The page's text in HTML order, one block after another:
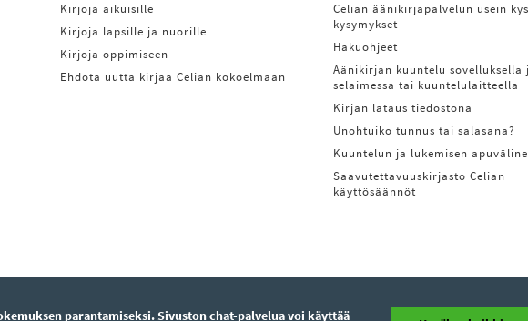
Kirjoja aikuisille
Kirjoja lapsille ja nuorille
Kirjoja oppimiseen
Ehdota uutta kirjaa Celian kokoelmaan
Celian äänikirjapalvelun usein
kysymykset
Hakuohjeet
Äänikirjan kuuntelu sovelluksella
selaimessa tai kuuntelulaitteella
Kirjan lataus tiedostona
Unohtuiko tunnus tai salasana?
Kuuntelun ja lukemisen
Saavutettavuuskirjasto Celian
käyttösäännöt
parantamiseksi. Sivuston chat-palvelua voi käyttää